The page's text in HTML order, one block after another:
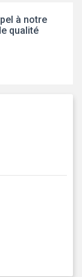
à notre
qualité